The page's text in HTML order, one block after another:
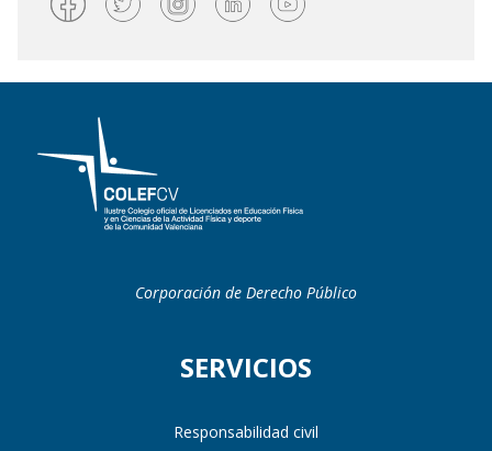
Corporación de Derecho Público
SERVICIOS
Responsabilidad civil